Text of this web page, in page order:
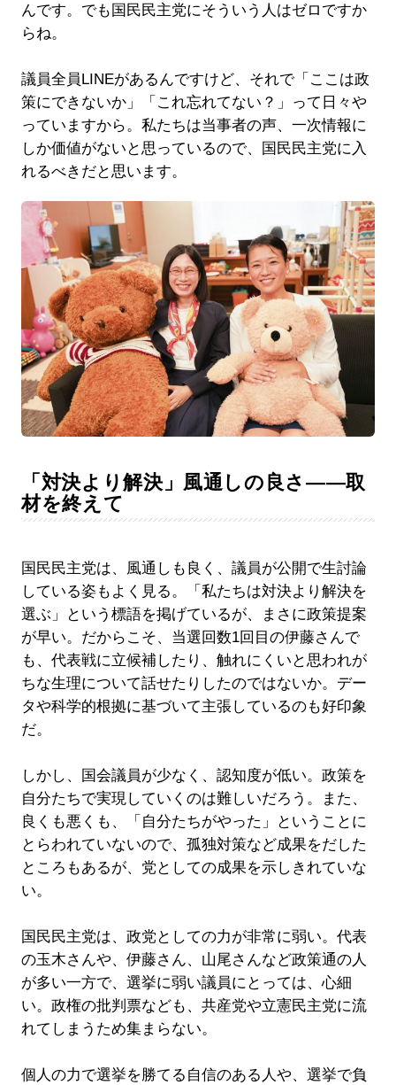
んです。でも国民民主党にそういう人はゼロですか
らね。
議員全員LINEがあるんですけど、それで「ここは政
策にできないか」「これ忘れてない？」って日々や
っていますから。私たちは当事者の声、一次情報に
しか価値がないと思っているので、国民民主党に入
れるべきだと思います。
「対決より解決」風通しの良さ――取
材を終えて
国民民主党は、風通しも良く、議員が公開で生討論
している姿もよく見る。「私たちは対決より解決を
選ぶ」という標語を掲げているが、まさに政策提案
が早い。だからこそ、当選回数1回目の伊藤さんで
も、代表戦に立候補したり、触れにくいと思われが
ちな生理について話せたりしたのではないか。デー
タや科学的根拠に基づいて主張しているのも好印象
だ。
しかし、国会議員が少なく、認知度が低い。政策を
自分たちで実現していくのは難しいだろう。また、
良くも悪くも、「自分たちがやった」ということに
とらわれていないので、孤独対策など成果をだした
ところもあるが、党としての成果を示しきれていな
い。
国民民主党は、政党としての力が非常に弱い。代表
の玉木さんや、伊藤さん、山尾さんなど政策通の人
が多い一方で、選挙に弱い議員にとっては、心細
い。政権の批判票なども、共産党や立憲民主党に流
れてしまうため集まらない。
個人の力で選挙を勝てる自信のある人や、選挙で負